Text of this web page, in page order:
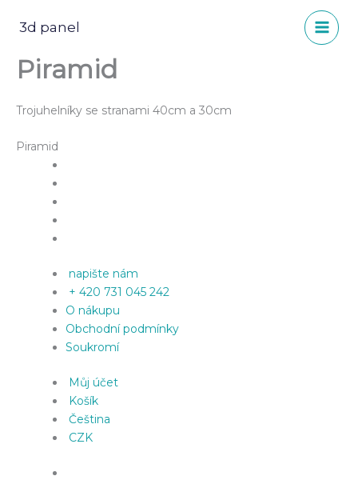
3d panel
Piramid
Trojuhelníky se stranami 40cm a 30cm
Piramid
napište nám
+ 420 731 045 242
O nákupu
Obchodní podmínky
Soukromí
Můj účet
Košík
Čeština
CZK